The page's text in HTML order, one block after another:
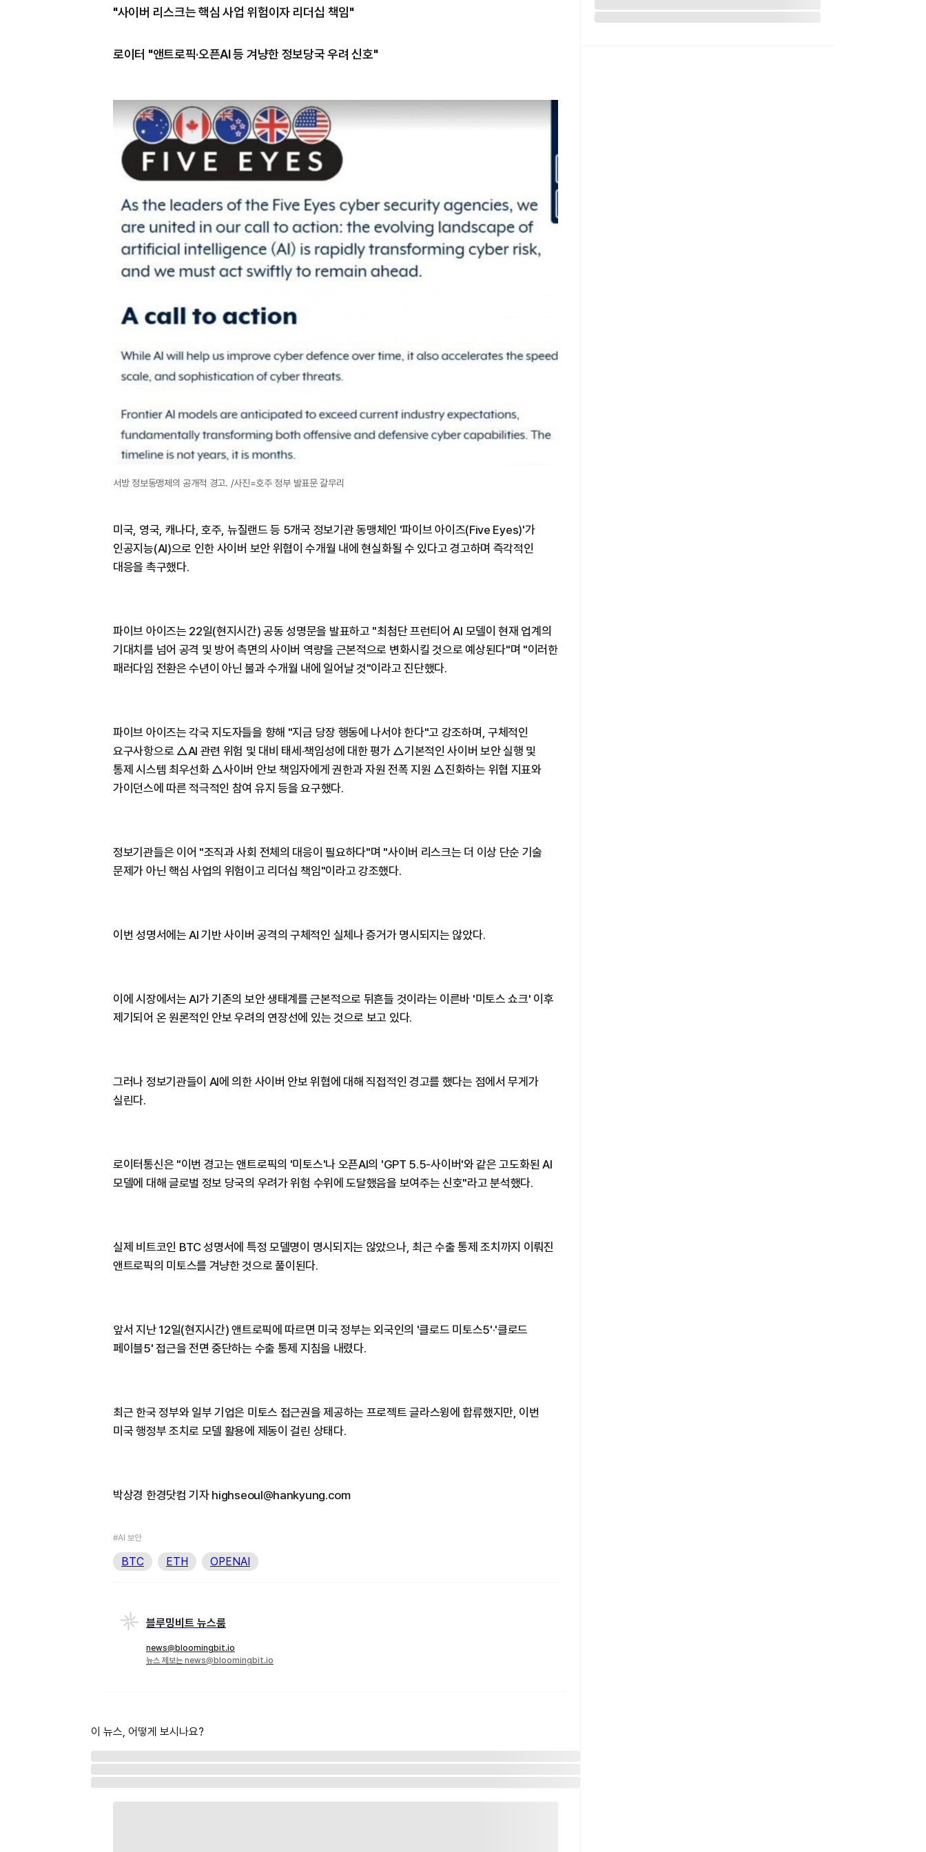
"사이버 리스크는 핵심 사업 위험이자 리더십 책임"
로이터 "앤트로픽·오픈AI 등 겨냥한 정보당국 우려 신호"
서방 정보동맹체의 공개적 경고. /사진=호주 정부 발표문 갈무리
미국, 영국, 캐나다, 호주, 뉴질랜드 등 5개국 정보기관 동맹체인 '파이브 아이즈(Five Eyes)'가
인공지능(AI)으로 인한 사이버 보안 위협이 수개월 내에 현실화될 수 있다고 경고하며 즉각적인
대응을 촉구했다.
파이브 아이즈는 22일(현지시간) 공동 성명문을 발표하고 "최첨단 프런티어 AI 모델이 현재 업계의
기대치를 넘어 공격 및 방어 측면의 사이버 역량을 근본적으로 변화시킬 것으로 예상된다"며 "이러한
패러다임 전환은 수년이 아닌 불과 수개월 내에 일어날 것"이라고 진단했다.
파이브 아이즈는 각국 지도자들을 향해 "지금 당장 행동에 나서야 한다"고 강조하며, 구체적인
요구사항으로 △AI 관련 위험 및 대비 태세·책임성에 대한 평가 △기본적인 사이버 보안 실행 및
통제 시스템 최우선화 △사이버 안보 책임자에게 권한과 자원 전폭 지원 △진화하는 위협 지표와
가이던스에 따른 적극적인 참여 유지 등을 요구했다.
정보기관들은 이어 "조직과 사회 전체의 대응이 필요하다"며 "사이버 리스크는 더 이상 단순 기술
문제가 아닌 핵심 사업의 위험이고 리더십 책임"이라고 강조했다.
이번 성명서에는 AI 기반 사이버 공격의 구체적인 실체나 증거가 명시되지는 않았다.
이에 시장에서는 AI가 기존의 보안 생태계를 근본적으로 뒤흔들 것이라는 이른바 '미토스 쇼크' 이후
제기되어 온 원론적인 안보 우려의 연장선에 있는 것으로 보고 있다.
그러나 정보기관들이 AI에 의한 사이버 안보 위협에 대해 직접적인 경고를 했다는 점에서 무게가
실린다.
로이터통신은 "이번 경고는 앤트로픽의 '미토스'나 오픈AI의 'GPT 5.5-사이버'와 같은 고도화된 AI
모델에 대해 글로벌 정보 당국의 우려가 위험 수위에 도달했음을 보여주는 신호"라고 분석했다.
실제 비트코인 BTC 성명서에 특정 모델명이 명시되지는 않았으나, 최근 수출 통제 조치까지 이뤄진
앤트로픽의 미토스를 겨냥한 것으로 풀이된다.
앞서 지난 12일(현지시간) 앤트로픽에 따르면 미국 정부는 외국인의 '클로드 미토스5'·'클로드
페이블5' 접근을 전면 중단하는 수출 통제 지침을 내렸다.
최근 한국 정부와 일부 기업은 미토스 접근권을 제공하는 프로젝트 글라스윙에 합류했지만, 이번
미국 행정부 조치로 모델 활용에 제동이 걸린 상태다.
박상경 한경닷컴 기자 highseoul@hankyung.com
#AI 보안
BTC ETH OPENAI
블루밍비트 뉴스룸
news@bloomingbit.io
뉴스 제보는 news@bloomingbit.io
이 뉴스, 어떻게 보시나요?